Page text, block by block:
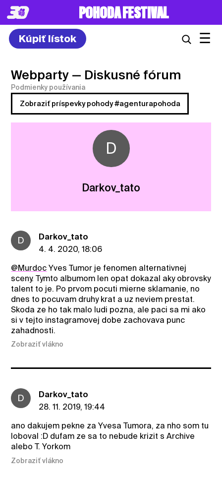
POHODA FESTIVAL
Kúpiť lístok ☰
Webparty — Diskusné fórum
Podmienky používania
Zobraziť príspevky pohody #agenturapohoda
D
Darkov_tato
D
Darkov_tato
4. 4. 2020, 18:06
@Murdoc Yves Tumor je fenomen alternativnej
sceny. Tymto albumom len opat dokazal aky obrovsky
talent to je. Po prvom pocuti mierne sklamanie, no
dnes to pocuvam druhy krat a uz neviem prestat.
Skoda ze ho tak malo ludi pozna, ale paci sa mi ako
si v tejto instagramovej dobe zachovava punc
zahadnosti.
Zobraziť vlákno
D
Darkov_tato
28. 11. 2019, 19:44
ano dakujem pekne za Yvesa Tumora, za nho som tu
loboval :D dufam ze sa to nebude krizit s Archive
alebo T. Yorkom
Zobraziť vlákno